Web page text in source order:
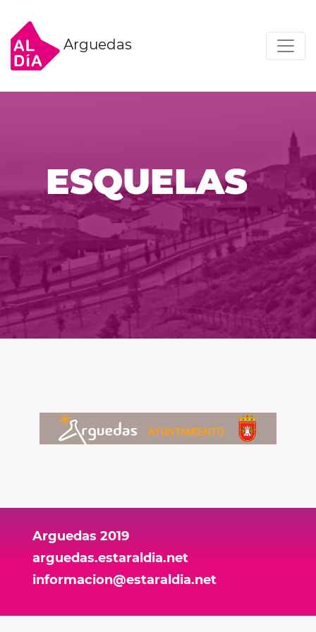
Arguedas
ESQUELAS
Arguedas 2019
arguedas.estaraldia.net
informacion@estaraldia.net